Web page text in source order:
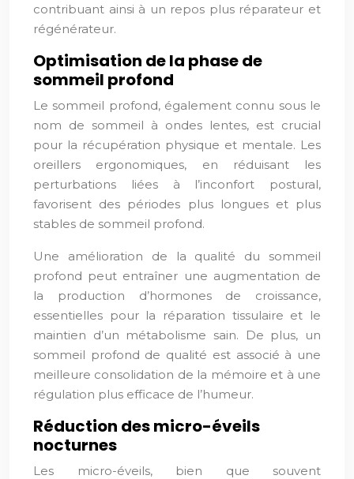
contribuant ainsi à un repos plus réparateur et
régénérateur.
Optimisation de la phase de
sommeil profond
Le sommeil profond, également connu sous le
nom de sommeil à ondes lentes, est crucial
pour la récupération physique et mentale. Les
oreillers ergonomiques, en réduisant les
perturbations liées à l’inconfort postural,
favorisent des périodes plus longues et plus
stables de sommeil profond.
Une amélioration de la qualité du sommeil
profond peut entraîner une augmentation de
la production d’hormones de croissance,
essentielles pour la réparation tissulaire et le
maintien d’un métabolisme sain. De plus, un
sommeil profond de qualité est associé à une
meilleure consolidation de la mémoire et à une
régulation plus efficace de l’humeur.
Réduction des micro-éveils
nocturnes
Les micro-éveils, bien que souvent